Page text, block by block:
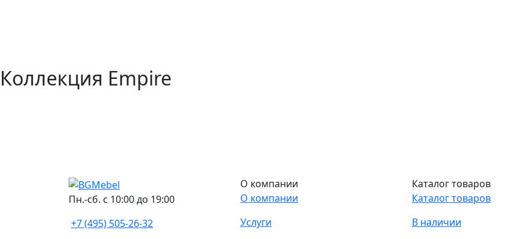
Коллекция Empire
Пн.-сб. с 10:00 до 19:00
+7 (495) 505-26-32
О компании
О компании
Услуги
Каталог товаров
Каталог товаров
В наличии